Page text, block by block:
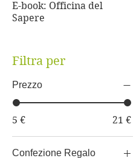
E-book: Officina del
Sapere
Filtra per
Prezzo
5 € 21 €
Confezione Regalo